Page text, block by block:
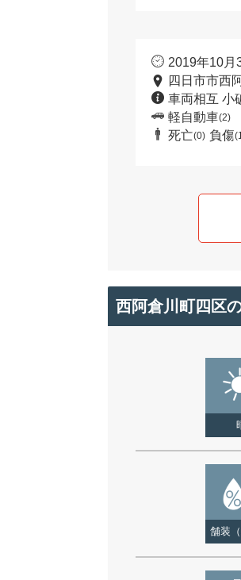
2019年10月
四日市市西
車両相互 小
軽自動車(2)
死亡(0) 負傷
西阿倉川町四区
舗装（